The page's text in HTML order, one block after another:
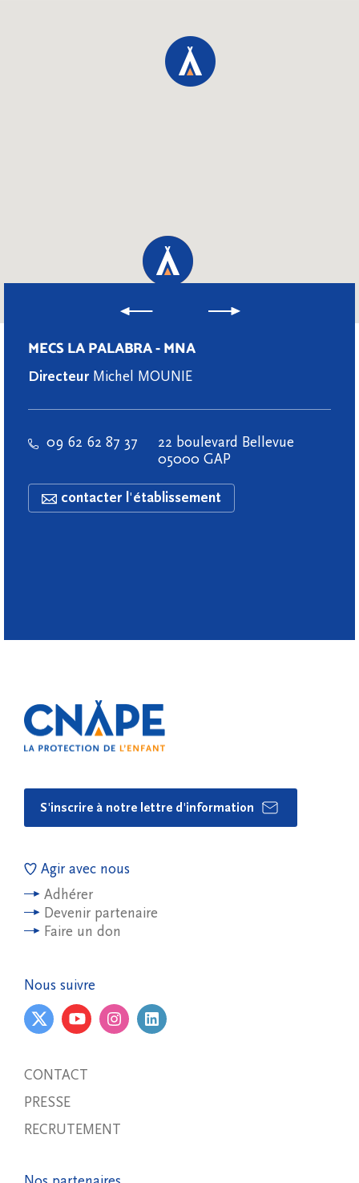
MECS LA PALABRA - MNA
Directeur Michel MOUNIE
09 62 62 87 37
22 boulevard Bellevue
05000 GAP
contacter l'établissement
S'inscrire à notre lettre d'information
Agir avec nous
Adhérer
Devenir partenaire
Faire un don
Nous suivre
CONTACT
PRESSE
RECRUTEMENT